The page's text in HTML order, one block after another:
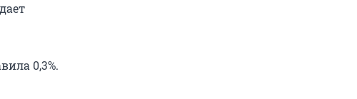
0,3%.